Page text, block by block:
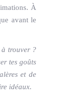
À
avant le
à trouver ?
tes goûts
et de
idéaux.